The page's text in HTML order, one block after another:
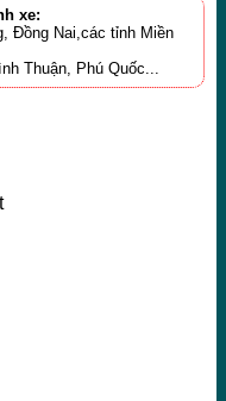
xe:
Đồng Nai,các tỉnh Miền
Thuận, Phú Quốc...